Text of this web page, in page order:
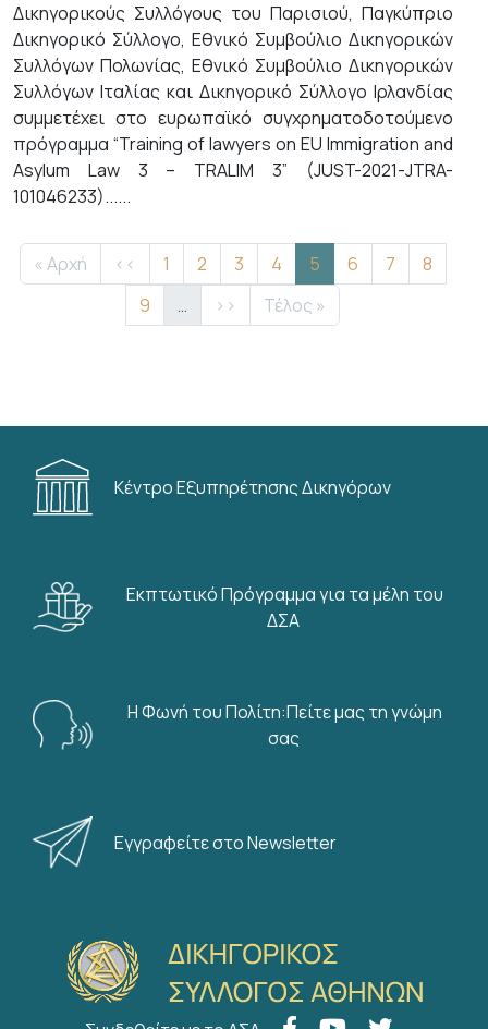
Δικηγορικούς Συλλόγους του Παρισιού, Παγκύπριο
Δικηγορικό Σύλλογο, Εθνικό Συμβούλιο Δικηγορικών
Συλλόγων Πολωνίας, Εθνικό Συμβούλιο Δικηγορικών
Συλλόγων Ιταλίας και Δικηγορικό Σύλλογο Ιρλανδίας
συμμετέχει στο ευρωπαϊκό συγχρηματοδοτούμενο
πρόγραμμα “Training of lawyers on EU Immigration and
Asylum Law 3 – TRALIM 3” (JUST-2021-JTRA-
101046233)......
Σελιδοποίηση
First page
« Αρχή Προηγούμενη σελίδα
‹‹ Σελίδα
1 Σελίδα
2 Σελίδα
3 Σελίδα
4 Τρέχουσα σελίδα
5 Σελίδα
6 Σελίδα
7 Σελίδα
8
Σελίδα
9 … Next page
›› Last page
Τέλος »
Κέντρο Εξυπηρέτησης Δικηγόρων
Εκπτωτικό Πρόγραμμα για τα μέλη του
ΔΣΑ
Η Φωνή του Πολίτη:Πείτε μας τη γνώμη
σας
Εγγραφείτε στο Newsletter